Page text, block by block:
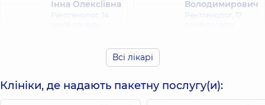
Інна Олексіївна
Рентгенолог, 14
Володимирович
Рентгенолог, 17
Рентгенолог,13
Рентгенолог,
Всі лікарі
Клініки, де надають пакетну послугу(и):